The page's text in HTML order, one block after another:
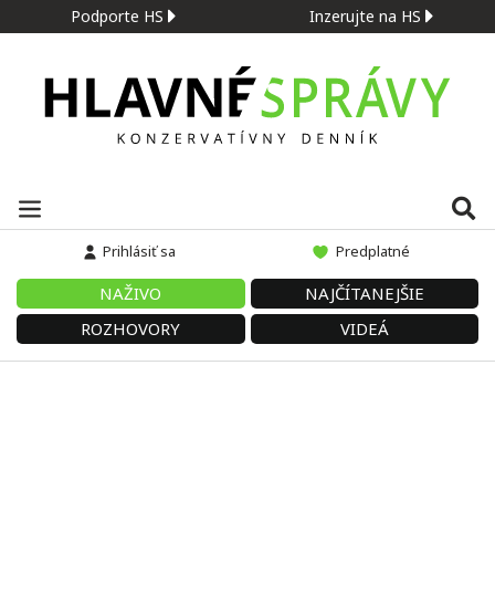
Podporte HS Inzerujte na HS
Prihlásiť sa Predplatné
NAŽIVO
NAJČÍTANEJŠIE
ROZHOVORY
VIDEÁ